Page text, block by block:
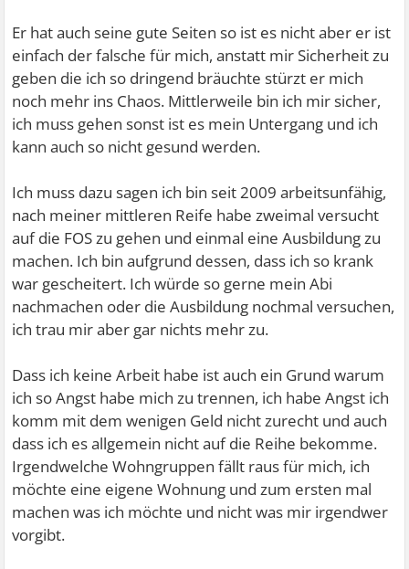
Er hat auch seine gute Seiten so ist es nicht aber er ist
einfach der falsche für mich, anstatt mir Sicherheit zu
geben die ich so dringend bräuchte stürzt er mich
noch mehr ins Chaos. Mittlerweile bin ich mir sicher,
ich muss gehen sonst ist es mein Untergang und ich
kann auch so nicht gesund werden.
Ich muss dazu sagen ich bin seit 2009 arbeitsunfähig,
nach meiner mittleren Reife habe zweimal versucht
auf die FOS zu gehen und einmal eine Ausbildung zu
machen. Ich bin aufgrund dessen, dass ich so krank
war gescheitert. Ich würde so gerne mein Abi
nachmachen oder die Ausbildung nochmal versuchen,
ich trau mir aber gar nichts mehr zu.
Dass ich keine Arbeit habe ist auch ein Grund warum
ich so Angst habe mich zu trennen, ich habe Angst ich
komm mit dem wenigen Geld nicht zurecht und auch
dass ich es allgemein nicht auf die Reihe bekomme.
Irgendwelche Wohngruppen fällt raus für mich, ich
möchte eine eigene Wohnung und zum ersten mal
machen was ich möchte und nicht was mir irgendwer
vorgibt.